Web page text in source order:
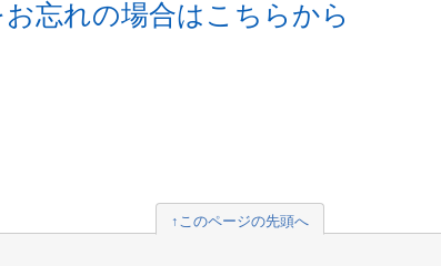
忘れの場合はこちらから
↑このページの先頭へ